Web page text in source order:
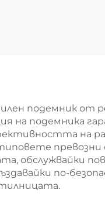
подемник от
на подемника
на
обслужвайки
по-